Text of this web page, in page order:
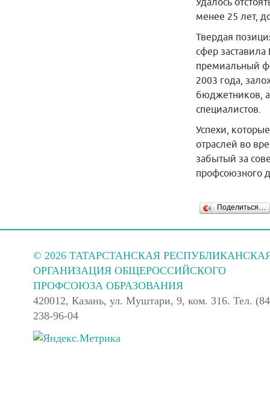
Удалось
менее 25 лет,
Твердая
сфер
премиальный
2003 года,
бюджетников, а
специалистов.
Успехи,
отраслей во
забытый за
профсоюзного
Поделиться…
© 2026 ТАТАРСТАНСКАЯ
ОРГАНИЗАЦИЯ ОБЩЕРОССИЙСКОГО
ПРОФСОЮЗА ОБРАЗОВАНИЯ
420012, Казань, ул. Муштари, 9, ком. 316. Тел.
238-96-04